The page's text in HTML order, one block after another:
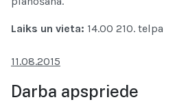
Laiks un vieta: 14.00 210. telpa
11.08.2015
Darba apspriede